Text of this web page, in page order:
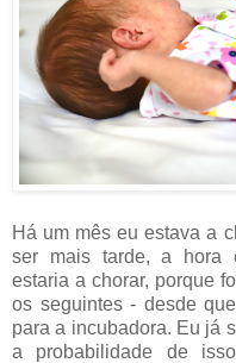
Há um mês eu estava a
ser mais tarde, a hora
estaria a chorar, porque
os seguintes - desde
para a incubadora. Eu já
a probabilidade de